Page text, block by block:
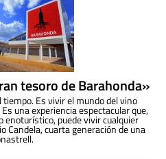
tesoro de Barahonda»
Es vivir el mundo del vino
una experiencia espectacular que,
puede vivir cualquier
Candela, cuarta generación de una